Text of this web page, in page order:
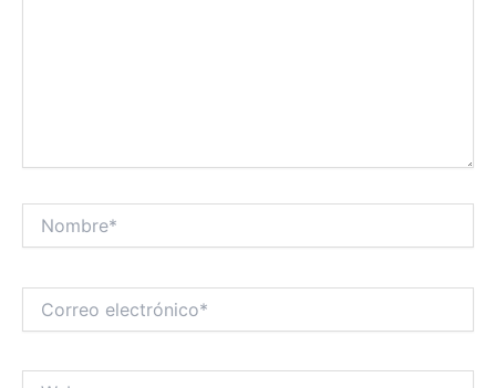
electrónico*